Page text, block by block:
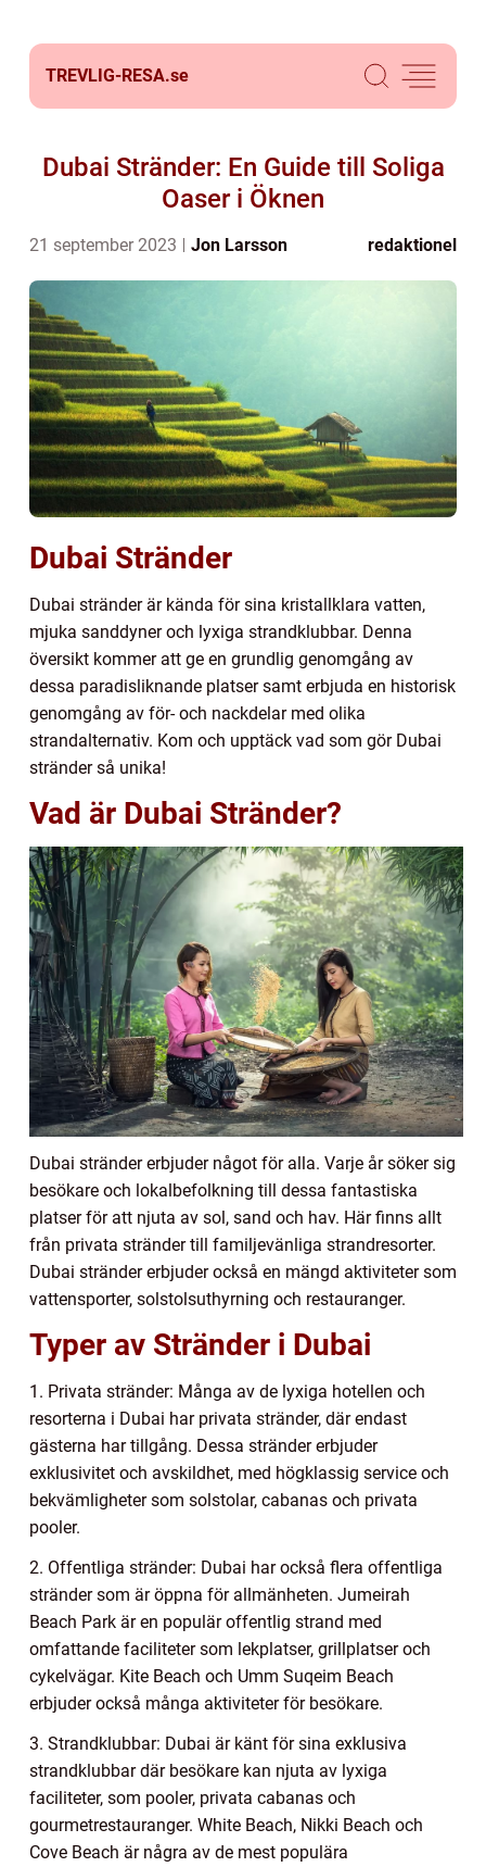
TREVLIG-RESA.se
Dubai Stränder: En Guide till Soliga
Oaser i Öknen
21 september 2023 Jon Larsson redaktionel
Dubai Stränder
Dubai stränder är kända för sina kristallklara vatten,
mjuka sanddyner och lyxiga strandklubbar. Denna
översikt kommer att ge en grundlig genomgång av
dessa paradisliknande platser samt erbjuda en historisk
genomgång av för- och nackdelar med olika
strandalternativ. Kom och upptäck vad som gör Dubai
stränder så unika!
Vad är Dubai Stränder?
Dubai stränder erbjuder något för alla. Varje år söker sig
besökare och lokalbefolkning till dessa fantastiska
platser för att njuta av sol, sand och hav. Här finns allt
från privata stränder till familjevänliga strandresorter.
Dubai stränder erbjuder också en mängd aktiviteter som
vattensporter, solstolsuthyrning och restauranger.
Typer av Stränder i Dubai
1. Privata stränder: Många av de lyxiga hotellen och
resorterna i Dubai har privata stränder, där endast
gästerna har tillgång. Dessa stränder erbjuder
exklusivitet och avskildhet, med högklassig service och
bekvämligheter som solstolar, cabanas och privata
pooler.
2. Offentliga stränder: Dubai har också flera offentliga
stränder som är öppna för allmänheten. Jumeirah
Beach Park är en populär offentlig strand med
omfattande faciliteter som lekplatser, grillplatser och
cykelvägar. Kite Beach och Umm Suqeim Beach
erbjuder också många aktiviteter för besökare.
3. Strandklubbar: Dubai är känt för sina exklusiva
strandklubbar där besökare kan njuta av lyxiga
faciliteter, som pooler, privata cabanas och
gourmetrestauranger. White Beach, Nikki Beach och
Cove Beach är några av de mest populära